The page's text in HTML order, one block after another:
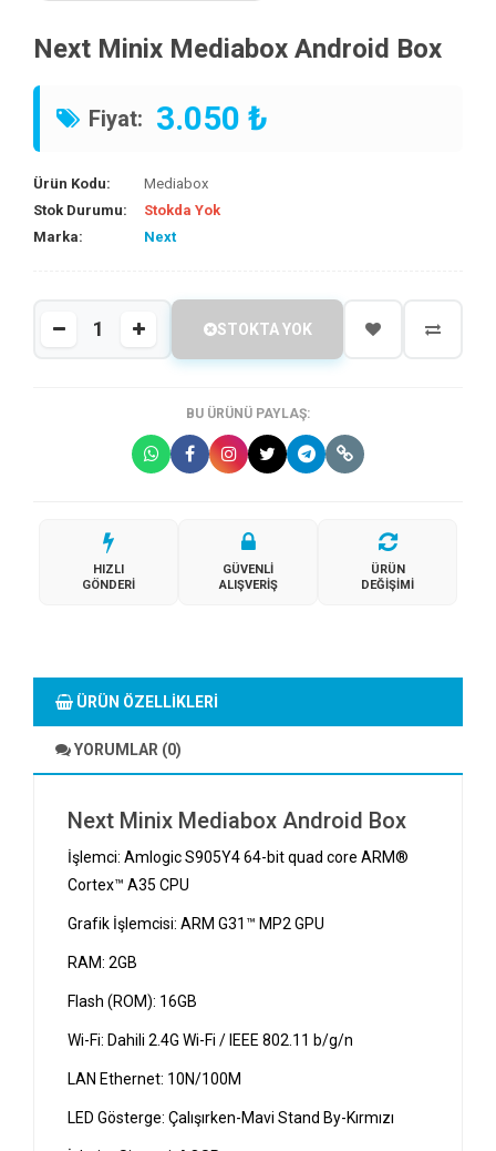
Next Minix Mediabox Android Box
Fiyat: 3.050 ₺
Ürün Kodu:
Mediabox
Stok Durumu:
Stokda Yok
Marka:
Next
STOKTA YOK
BU ÜRÜNÜ PAYLAŞ:
HIZLI
GÖNDERI
GÜVENLI
ALIŞVERIŞ
ÜRÜN
DEĞIŞIMI
ÜRÜN ÖZELLIKLERI
YORUMLAR (0)
Next Minix Mediabox Android Box
İşlemci: Amlogic S905Y4 64-bit quad core ARM®
Cortex™ A35 CPU
Grafik İşlemcisi: ARM G31™ MP2 GPU
RAM: 2GB
Flash (ROM): 16GB
Wi-Fi: Dahili 2.4G Wi-Fi / IEEE 802.11 b/g/n
LAN Ethernet: 10N/100M
LED Gösterge: Çalışırken-Mavi Stand By-Kırmızı